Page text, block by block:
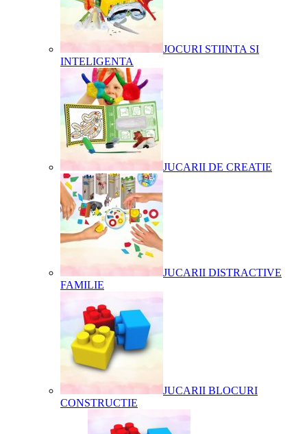
JOCURI STIINTA SI
INTELIGENTA
JUCARII DE CREATIE
JUCARII DISTRACTIVE
FAMILIE
JUCARII BLOCURI
CONSTRUCTIE